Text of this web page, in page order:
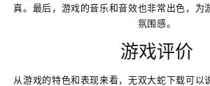
真。最后，游戏的音乐和音效也非常出色，为
氛围感。
游戏评价
从游戏的特色和表现来看，无双大蛇下载可以